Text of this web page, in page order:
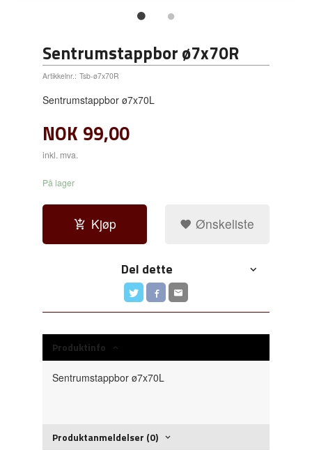
Sentrumstappbor ø7x70R
Artikkelnr.: Tsb-ø7x70R
Sentrumstappbor ø7x70L
NOK 99,00
inkl. mva.
På lager
Kjøp Ønskeliste
Del dette
Produktinfo
Sentrumstappbor ø7x70L
Produktanmeldelser (0)